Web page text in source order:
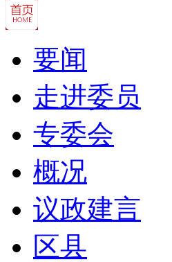
要闻
走进委员
专委会
概况
议政建言
区县